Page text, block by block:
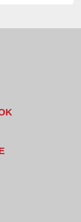
i łatwe
spożywczym